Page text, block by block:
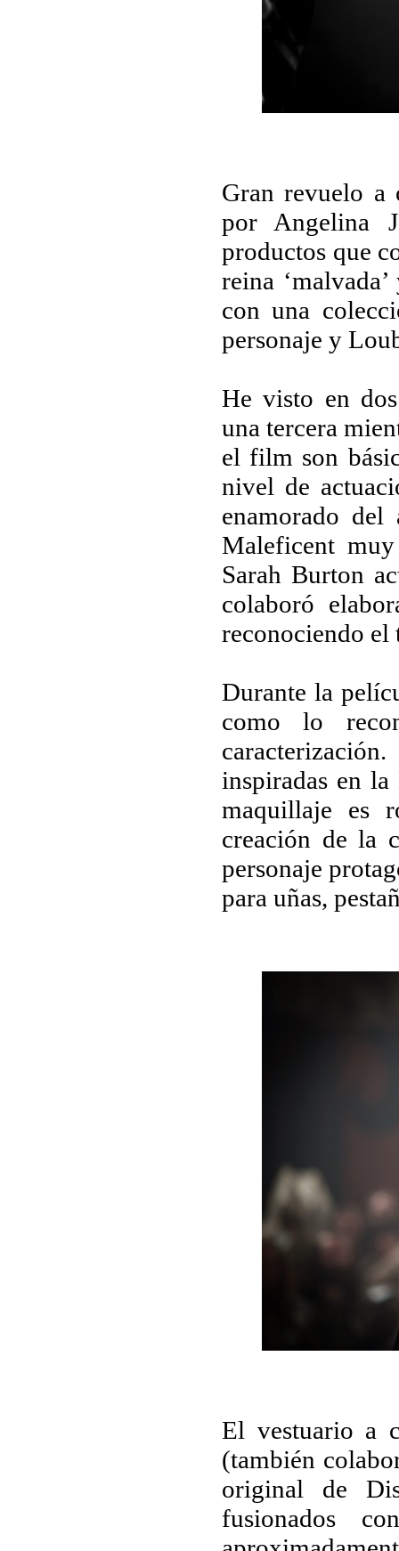
Gran revuelo a
por Angelina
productos que
reina
con una
personaje y
He visto en
una tercera
el film son
nivel de
enamorado
Maleficent
Sarah Burton
colaboró
reconociendo el
Durante la
como lo
inspiradas en
maquillaje es
creación de la
personaje
para uñas,
El vestuario a
(también
original de
fusionados